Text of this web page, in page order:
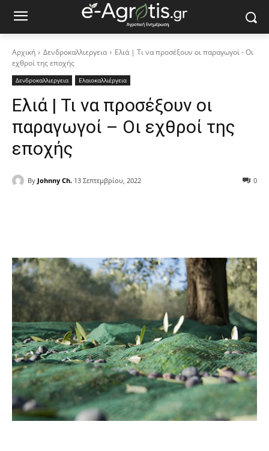
Αρχική Δενδροκαλλιεργεια
Ελιά | Τι να προσέξουν οι παραγωγοί - Οι
εχθροί της εποχής
Δενδροκαλλιεργεια Ελαιοκαλλιέργεια
Ελιά | Τι να προσέξουν οι
παραγωγοί – Οι εχθροί της
εποχής
By Johnny Ch. 13 Σεπτεμβρίου, 2022 0